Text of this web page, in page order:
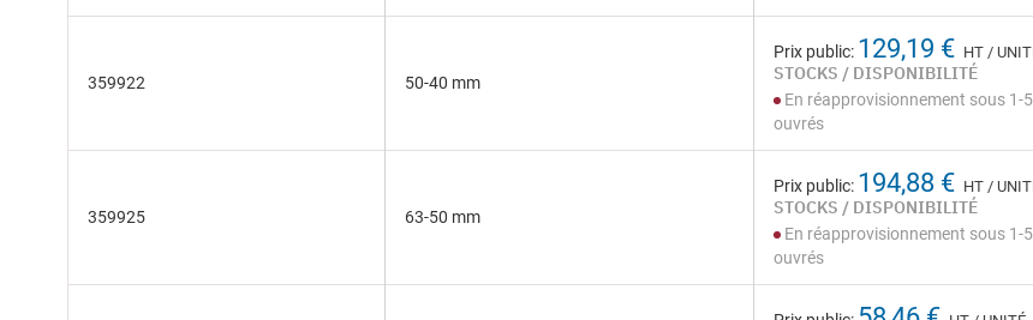
359922 50-40 mm
Prix public: 129,19 € HT /
STOCKS / DISPONIBILITÉ
En réapprovisionnement sous 1-
ouvrés
359925 63-50 mm
Prix public: 194,88 € HT /
STOCKS / DISPONIBILITÉ
En réapprovisionnement sous 1-
ouvrés